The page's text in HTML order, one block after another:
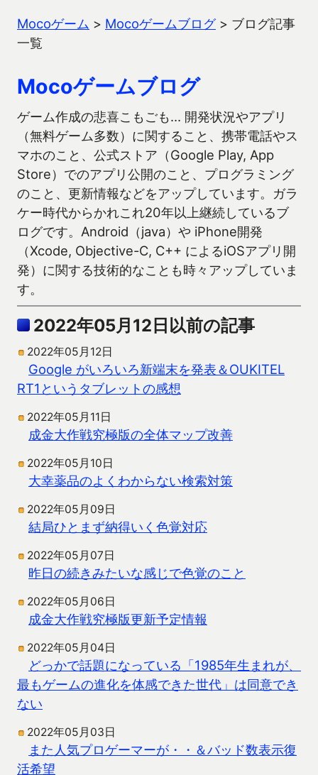
Mocoゲーム > Mocoゲームブログ> ブログ記事
一覧
Mocoゲームブログ
ゲーム作成の悲喜こもごも… 開発状況やアプリ
（無料ゲーム多数）に関すること、携帯電話やス
マホのこと、公式ストア（Google Play, App
Store）でのアプリ公開のこと、プログラミング
のこと、更新情報などをアップしています。ガラ
ケー時代からかれこれ20年以上継続しているブ
ログです。Android（java）や iPhone開発
（Xcode, Objective-C, C++ によるiOSアプリ開
発）に関する技術的なことも時々アップしていま
す。
2022年05月12日以前の記事
2022年05月12日
Google がいろいろ新端末を発表＆OUKITEL
RT1というタブレットの感想
2022年05月11日
成金大作戦究極版の全体マップ改善
2022年05月10日
大幸薬品のよくわからない検索対策
2022年05月09日
結局ひとまず納得いく色覚対応
2022年05月07日
昨日の続きみたいな感じで色覚のこと
2022年05月06日
成金大作戦究極版更新予定情報
2022年05月04日
どっかで話題になっている「1985年生まれが、
最もゲームの進化を体感できた世代」は同意でき
ない
2022年05月03日
また人気プロゲーマーが・・＆バッド数表示復
活希望